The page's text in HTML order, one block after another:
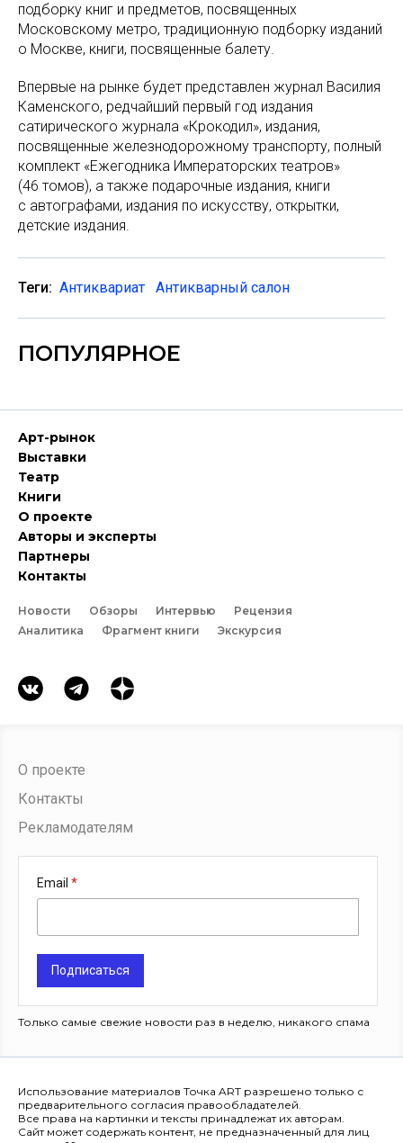
подборку книг и предметов, посвященных
Московскому метро, традиционную подборку изданий
о Москве, книги, посвященные балету.
Впервые на рынке будет представлен журнал Василия
Каменского, редчайший первый год издания
сатирического журнала «Крокодил», издания,
посвященные железнодорожному транспорту, полный
комплект «Ежегодника Императорских театров»
(46 томов), а также подарочные издания, книги
с автографами, издания по искусству, открытки,
детские издания.
Теги: Антиквариат Антикварный салон
ПОПУЛЯРНОЕ
Арт-рынок
Выставки
Театр
Книги
О проекте
Авторы и эксперты
Партнеры
Контакты
Новости Обзоры Интервью
Рецензия
Аналитика
Фрагмент книги Экскурсия
О проекте
Контакты
Рекламодателям
Email
Подписаться
Только самые свежие новости раз в неделю, никакого спама
Использование материалов Точка ART разрешено только с
предварительного согласия правообладателей.
Все права на картинки и тексты принадлежат их авторам.
Сайт может содержать контент, не предназначенный для лиц